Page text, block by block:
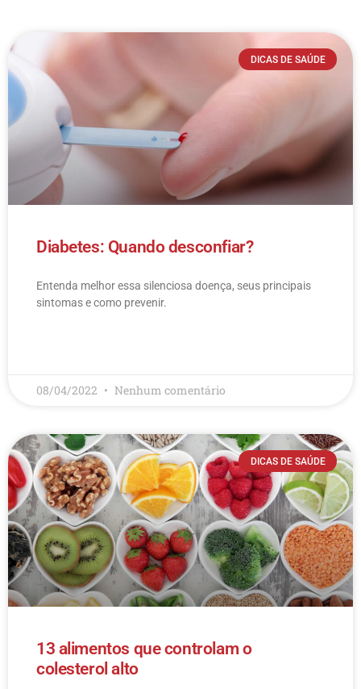
DICAS DE SAÚDE
Diabetes: Quando desconfiar?
Entenda melhor essa silenciosa doença, seus principais
sintomas e como prevenir.
08/04/2022 Nenhum comentário
DICAS DE SAÚDE
13 alimentos que controlam o
colesterol alto